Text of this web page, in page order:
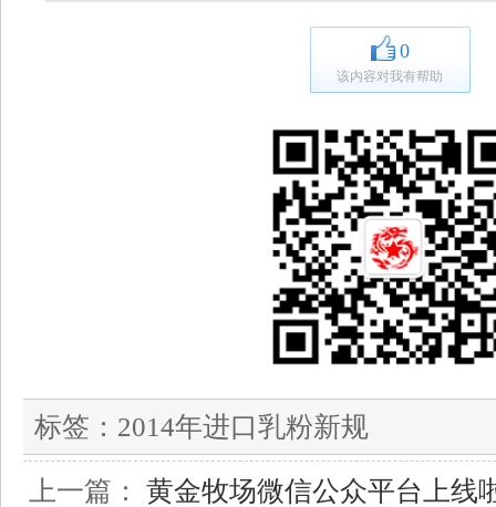
0
该内容对我有帮助
标签： 2014年进口乳粉新规
上一篇： 黄金牧场微信公众平台上线